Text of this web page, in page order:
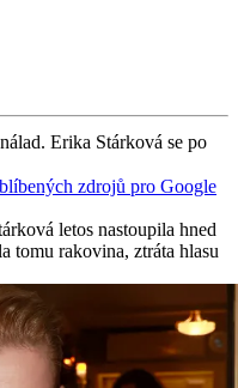
Erika Stárková se po
zdrojů pro Google
letos nastoupila hned
tomu rakovina, ztráta hlasu